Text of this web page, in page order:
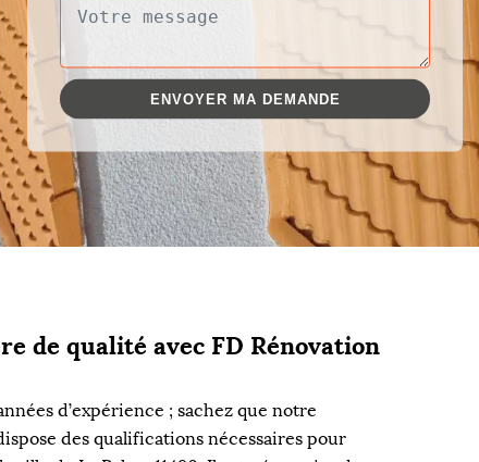
de qualité avec FD Rénovation
d’expérience ; sachez que notre
des qualifications nécessaires pour